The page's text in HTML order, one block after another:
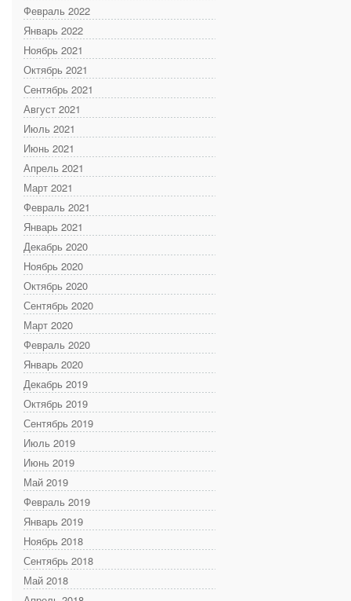
Февраль 2022
Январь 2022
Ноябрь 2021
Октябрь 2021
Сентябрь 2021
Август 2021
Июль 2021
Июнь 2021
Апрель 2021
Март 2021
Февраль 2021
Январь 2021
Декабрь 2020
Ноябрь 2020
Октябрь 2020
Сентябрь 2020
Март 2020
Февраль 2020
Январь 2020
Декабрь 2019
Октябрь 2019
Сентябрь 2019
Июль 2019
Июнь 2019
Май 2019
Февраль 2019
Январь 2019
Ноябрь 2018
Сентябрь 2018
Май 2018